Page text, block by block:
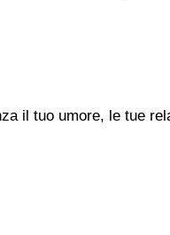
il tuo umore, le tue